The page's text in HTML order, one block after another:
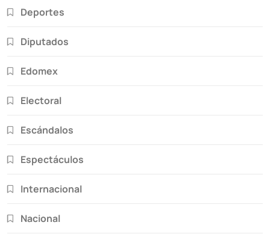
Deportes
Diputados
Edomex
Electoral
Escándalos
Espectáculos
Internacional
Nacional